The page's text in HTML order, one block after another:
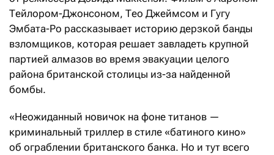
Тейлором-Джонсоном, Тео Джеймсом и Гугу
Эмбата-Ро рассказывает историю дерзкой банды
взломщиков, которая решает завладеть крупной
партией алмазов во время эвакуации целого
района британской столицы из-за найденной
бомбы.
«Неожиданный новичок на фоне титанов —
криминальный триллер в стиле «батиного кино»
об ограблении британского банка. Но и тут всего